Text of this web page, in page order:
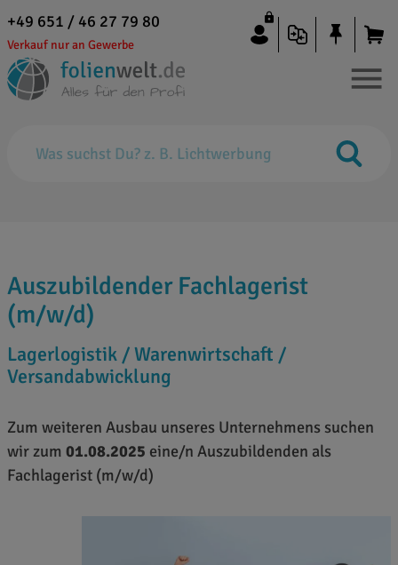
+49 651 / 46 27 79 80
Verkauf nur an Gewerbe
Auszubildender Fachlagerist
(m/w/d)
Lagerlogistik / Warenwirtschaft /
Versandabwicklung
Zum weiteren Ausbau unseres Unternehmens suchen
wir zum 01.08.2025 eine/n Auszubildenden als
Fachlagerist (m/w/d)